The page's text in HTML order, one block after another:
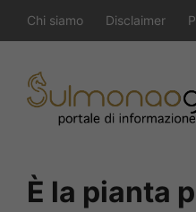
al
contenuto
Chi siamo Disclaimer
È la pianta